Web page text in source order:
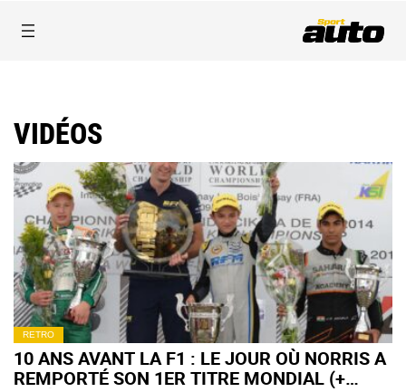
VIDÉOS
RETRO
10 ANS AVANT LA F1 : LE JOUR OÙ NORRIS A
REMPORTÉ SON 1ER TITRE MONDIAL (+